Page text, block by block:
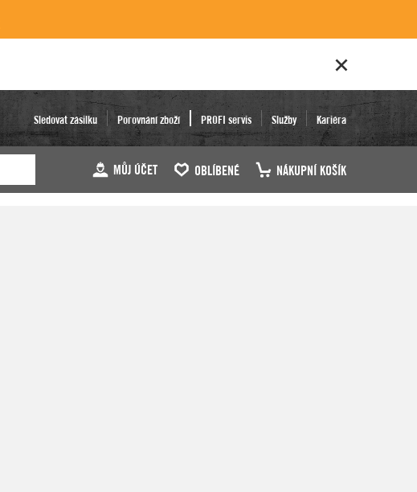
Sledovat zásilku Porovnání zboží PROFI servis Služby Kariéra
MŮJ ÚČET OBLÍBENÉ NÁKUPNÍ KOŠÍK